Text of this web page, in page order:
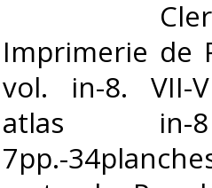
Imprimerie de
vol. in-8. VII-
atlas in-
7pp.-